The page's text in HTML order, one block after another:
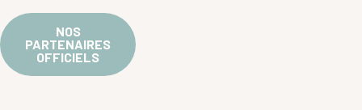
NOS
PARTENAIRES
OFFICIELS